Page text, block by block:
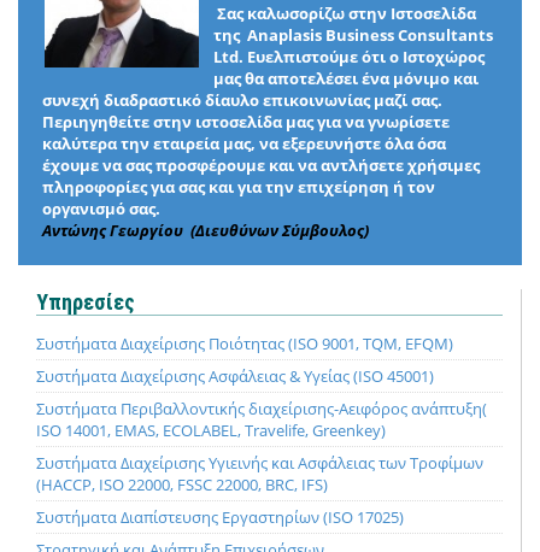
Σας καλωσορίζω στην Ιστοσελίδα
της Anaplasis Business Consultants
Ltd. Ευελπιστούμε ότι ο Ιστοχώρος
μας θα αποτελέσει ένα μόνιμο και
συνεχή διαδραστικό δίαυλο επικοινωνίας μαζί σας.
Περιηγηθείτε στην ιστοσελίδα μας για να γνωρίσετε
καλύτερα την εταιρεία μας, να εξερευνήστε όλα όσα
έχουμε να σας προσφέρουμε και να αντλήσετε χρήσιμες
πληροφορίες για σας και για την επιχείρηση ή τον
οργανισμό σας.
Αντώνης Γεωργίου (Διευθύνων Σύμβουλος)
Υπηρεσίες
Συστήματα Διαχείρισης Ποιότητας (ISO 9001, TQM, EFQM)
Συστήματα Διαχείρισης Ασφάλειας & Υγείας (ISO 45001)
Συστήματα Περιβαλλοντικής διαχείρισης-Αειφόρος ανάπτυξη(
ISO 14001, EMAS, ECOLABEL, Travelife, Greenkey)
Συστήματα Διαχείρισης Υγιεινής και Ασφάλειας των Τροφίμων
(HACCP, ISO 22000, FSSC 22000, BRC, IFS)
Συστήματα Διαπίστευσης Εργαστηρίων (ISO 17025)